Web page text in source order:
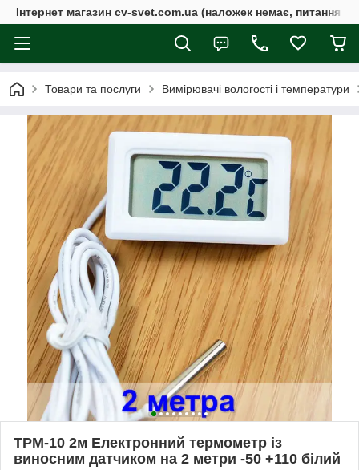
Інтернет магазин cv-svet.com.ua (наложек немає, питання у
Товари та послуги Вимірювачі вологості і температури
TPM-10 2м Електронний термометр із
виносним датчиком на 2 метри -50 +110 білий